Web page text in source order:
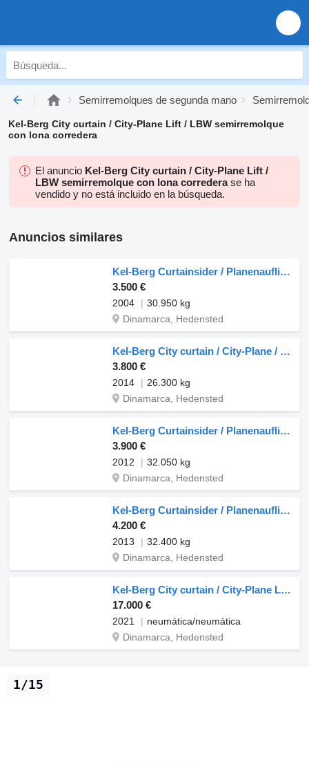
Semirremolques de segunda mano
Kel-Berg City curtain / City-Plane Lift / LBW semirremolque
con lona corredera
El anuncio Kel-Berg City curtain / City-Plane Lift /
LBW semirremolque con lona correderase ha
vendido y no está incluido en la búsqueda.
Anuncios similares
Kel-Berg Curtainsider / Planenauflieger / Gardin
3.500 €
2004
30.950 kg
Dinamarca, Hedensted
Kel-Berg City curtain / City-Plane / City gardin
3.800 €
2014
26.300 kg
Dinamarca, Hedensted
Kel-Berg Curtainsider / Planenauflieger LBW
3.900 €
2012
32.050 kg
Dinamarca, Hedensted
Kel-Berg Curtainsider / Planenauflieger LBW
4.200 €
2013
32.400 kg
Dinamarca, Hedensted
Kel-Berg City curtain / City-Plane Lift / LBW
17.000 €
2021
neumática/neumática
Dinamarca, Hedensted
1/15